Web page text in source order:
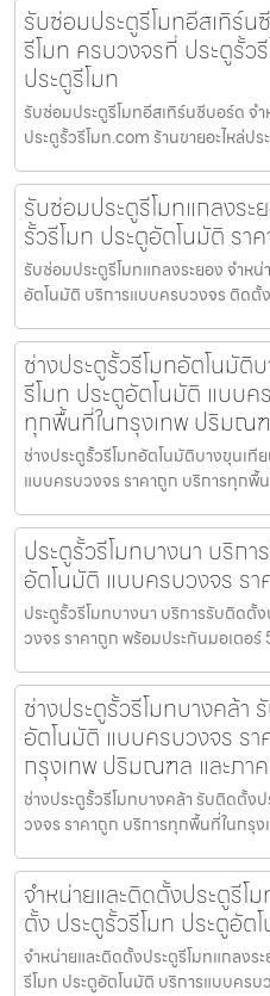
รับซ่อมประตูรีโมทอีสเทิร์น
รีโมท ครบวงจรที่ ประตูรั้ว
ประตูรีโมท
รับซ่อมประตูรีโมทอีสเทิร์นซีบอร์ด จ
ประตูรั้วรีโมท.com ร้านขายอะไหล่ป
รับซ่อมประตูรีโมทแกลงร
รั้วรีโมท ประตูอัตโนมัติ รา
รับซ่อมประตูรีโมทแกลงระยอง จำห
อัตโนมัติ บริการแบบครบวงจร ติดตั้
ช่างประตูรั้วรีโมทอัตโนมั
รีโมท ประตูอัตโนมัติ แบบ
ทุกพื้นที่ในกรุงเทพ ปริมณ
ช่างประตูรั้วรีโมทอัตโนมัติบางขุนเ
แบบครบวงจร ราคาถูก บริการทุกพื้
ประตูรั้วรีโมทบางนา บริก
อัตโนมัติ แบบครบวงจร รา
ประตูรั้วรีโมทบางนา บริการรับติดตั้
วงจร ราคาถูก พร้อมประกันมอเตอร์
ช่างประตูรั้วรีโมทบางคล้า
อัตโนมัติ แบบครบวงจร ร
กรุงเทพ ปริมณฑล และภา
ช่างประตูรั้วรีโมทบางคล้า รับติดตั้ง
วงจร ราคาถูก บริการทุกพื้นที่ในกรุ
จำหน่ายและติดตั้งประตูรีโ
ตั้ง ประตูรั้วรีโมท ประตูอัต
จำหน่ายและติดตั้งประตูรีโมทแกลงร
รีโมท ประตูอัตโนมัติ บริการแบบคร